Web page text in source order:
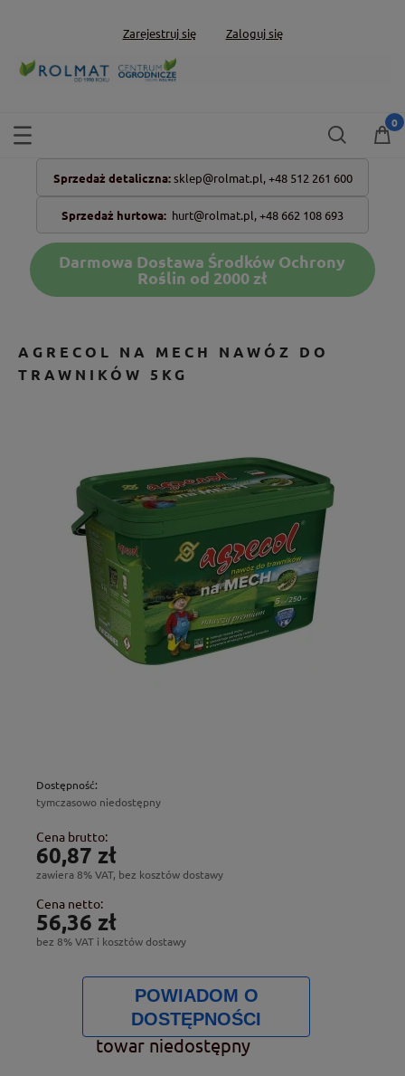
Zarejestruj się Zaloguj się
Sprzedaż detaliczna: sklep@rolmat.pl, +48 512 261 600
Sprzedaż hurtowa: hurt@rolmat.pl,+48 662 108 693
Darmowa Dostawa Środków Ochrony
Roślin od 2000 zł
AGRECOL NA MECH NAWÓZ DO
TRAWNIKÓW 5KG
Dostępność:
tymczasowo niedostępny
Cena brutto:
60,87 zł
zawiera 8% VAT, bez kosztów dostawy
Cena netto:
56,36 zł
bez 8% VAT i kosztów dostawy
POWIADOM O
DOSTĘPNOŚCI
towar niedostępny